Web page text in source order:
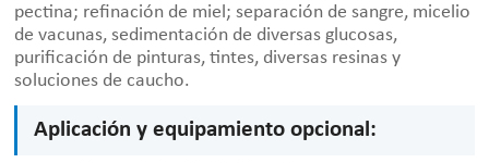
pectina; refinación de miel; separación de sangre, micelio
de vacunas, sedimentación de diversas glucosas,
purificación de pinturas, tintes, diversas resinas y
soluciones de caucho.
Aplicación y equipamiento opcional: